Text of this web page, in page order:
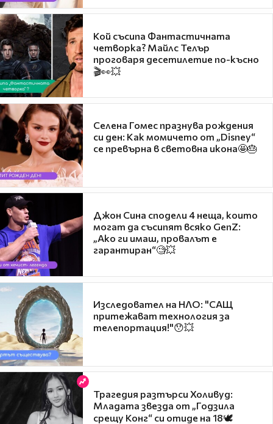
Кой съсипа Фантастичната
четворка? Майлс Телър
проговаря десетилетие по-късно
🎬👀💥
Селена Гомес празнува рождения
си ден: Как момичето от „Disney“
се превърна в световна икона🤩🎂
Джон Сина сподели 4 неща, които
могат да съсипят всяко GenZ:
„Ако ги имаш, провалът е
гарантиран“🧐💥
Изследовател на НЛО: "САЩ
притежават технология за
телепортация!"😯💥
Трагедия разтърси Холивуд:
Младата звезда от „Годзила
срещу Конг“ си отиде на 18🕊️